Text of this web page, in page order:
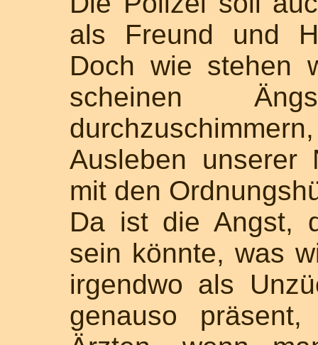
als Freund und
Doch wie stehen
scheinen
Ausleben unserer
mit den
Da ist die Angst,
sein könnte, was
irgendwo als
genauso